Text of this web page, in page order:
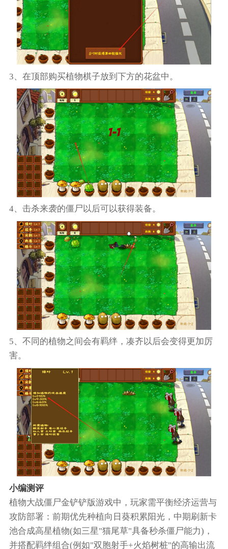
3、在顶部购买植物棋子放到下方的花盆中。
4、击杀来袭的僵尸以后可以获得装备。
5、不同的植物之间会有羁绊，凑齐以后会变得更加厉
害。
小编测评
植物大战僵尸金铲铲版游戏中，玩家需平衡经济运营与
攻防部署：前期优先种植向日葵积累阳光，中期刷新卡
池合成高星植物(如三星"猫尾草"具备秒杀僵尸能力)，
并搭配羁绊组合(例如"双胞射手+火焰树桩"的高输出流